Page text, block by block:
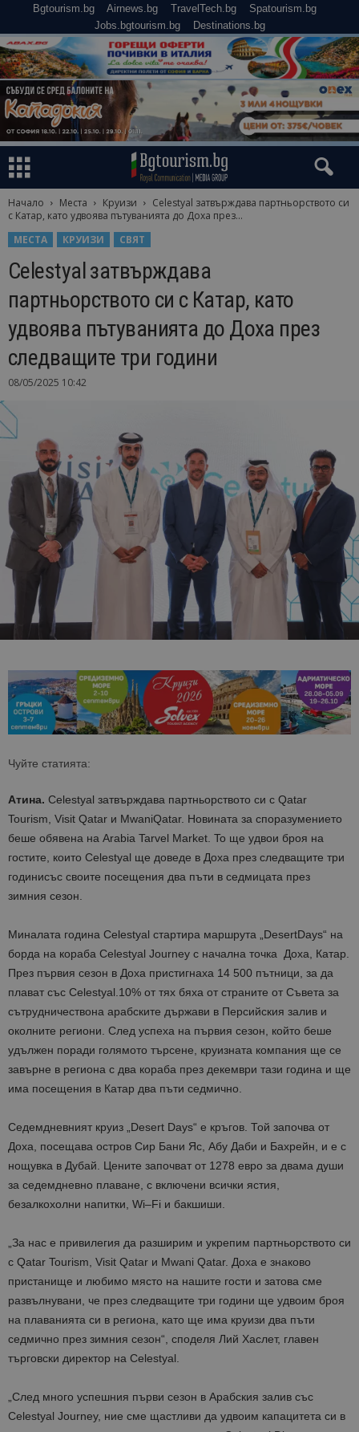
Bgtourism.bg Airnews.bg TravelTech.bg
Spatourism.bg
Jobs.bgtourism.bg
Destinations.bg
Начало Места Круизи
Celestyal затвърждава партньорството си
с Катар, като удвоява пътуванията до Доха през...
МЕСТА
КРУИЗИ СВЯТ
Celestyal затвърждава
партньорството си с Катар, като
удвоява пътуванията до Доха през
следващите три години
08/05/2025 10:42
Чуйте статията:
Атина. Celestyal затвърждава партньорството си с Qatar
Tourism Visit Qatar и MwaniQatar. Новината за споразумението
беше обявена на Arabia Tarvel Market. To ще удвои броя на
гостите, които Celestyal ще доведе в Доха през следващите три
годинисъс своите посещения два пъти в седмицата през
зимния сезон.
Миналата година Celestyal стартира маршрута „ DesertDays“ на
борда на кораба Celestyal Journey с начална точка Доха, Катар.
През първия сезон в Доха пристигнаха 14 500 пътници, за да
плават със Celestyal. 10% от тях бяха от страните от Съвета за
сътрудничествона арабските държави в Персийския залив и
околните региони. След успеха на първия сезон, който беше
удължен поради голямото търсене, круизната компания ще се
завърне в региона с два кораба през декември тази година и ще
има посещения в Катар два пъти седмично
Седемдневният круиз „ Desert Days“ е кръгов. Той започва от
Доха, посещава остров Сир Бани Яс, Абу Даби и Бахрейн, и е с
нощувка в Дубай. Цените започват от 1278 евро за двама души
за седемдневно плаване, с включени всички ястия,
безалкохолни напитки, Wi–Fi и бакшиши.
„За нас е привилегия да разширим и укрепим партньорството си
с Qatar Tourism, Visit Qatar и Mwani Qatar. Доха е знаково
пристанище и любимо място на нашите гости и затова сме
развълнувани, че през следващите три години ще удвоим броя
на плаванията си в региона, като ще има круизи два пъти
седмично през зимния сезон“, споделя Лий Хаслет, главен
търговски директор на Celestyal.
„След много успешния първи сезон в Арабския залив със
Celestyal Journey, ние сме щастливи да удвоим капацитета си в